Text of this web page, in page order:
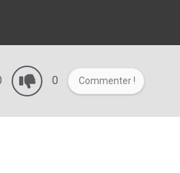
0 Commenter !